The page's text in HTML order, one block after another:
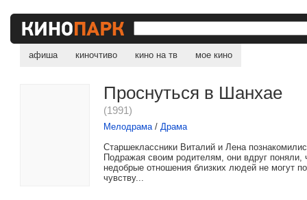
афиша киночтиво кино на тв мое кино
Проснуться в Шанхае
(1991)
Мелодрама/Драма
Старшеклассники Виталий и Лена
Подражая своим родителям, они вдруг поняли,
недобрые отношения близких людей не могут
чувству...